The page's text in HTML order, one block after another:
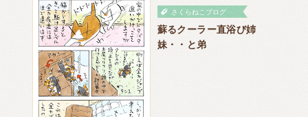
さくらねこブログ
蘇るクーラー直浴び姉
妹・・と弟